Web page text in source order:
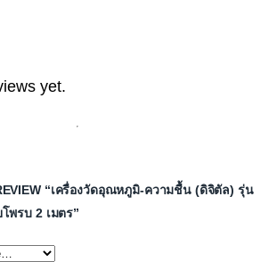
yet.
“เครื่องวัดอุณหภูมิ-ความชื้น (ดิจิตัล) รุ่น
พรบ 2 เมตร”